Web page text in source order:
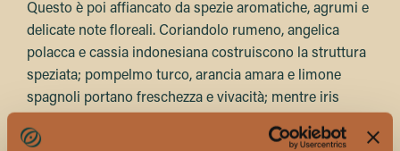
Questo è poi affiancato da spezie aromatiche, agrumi e
delicate note floreali. Coriandolo rumeno, angelica
polacca e cassia indonesiana costruiscono la struttura
speziata; pompelmo turco, arancia amara e limone
spagnoli portano freschezza e vivacità; mentre iris
tocchi sottili ed eleganti.